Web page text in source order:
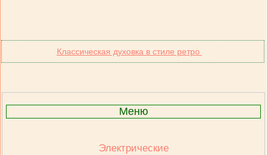
Классическая духовка в стиле ретро
Меню
Электрические